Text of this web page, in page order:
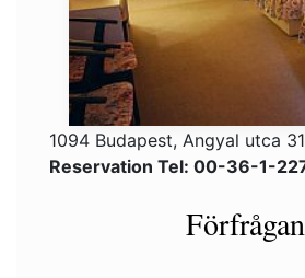
1094 Budapest, Angyal utca
Reservation Tel: 00-36-1-
Förfrågan